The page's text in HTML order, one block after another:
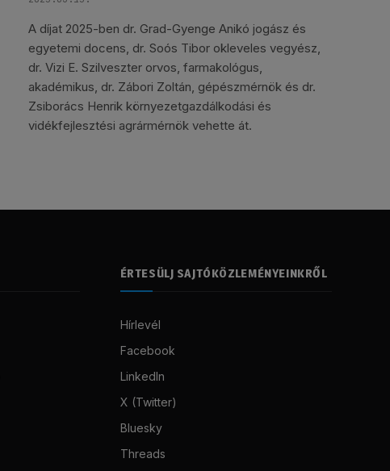
A díjat 2025-ben dr. Grad-Gyenge Anikó jogász és
egyetemi docens, dr. Soós Tibor okleveles vegyész,
dr. Vizi E. Szilveszter orvos, farmakológus,
akadémikus, dr. Zábori Zoltán, gépészmérnök és dr.
Zsiborács Henrik környezetgazdálkodási és
vidékfejlesztési agrármérnök vehette át.
ÉRTESÜLJ SAJTÓKÖZLEMÉNYEINKRŐL
Hírlevél
Facebook
LinkedIn
X (Twitter)
Bluesky
Threads